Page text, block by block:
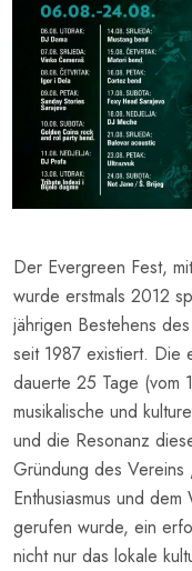
Der Evergreen Fest,
wurde erstmals 2012
jährigen Bestehens
seit 1987 existiert. Die
dauerte 25 Tage (vom
musikalische und
und die Resonanz
Gründung des Vereins
Enthusiasmus und
gerufen wurde, ein
nicht nur das lokale